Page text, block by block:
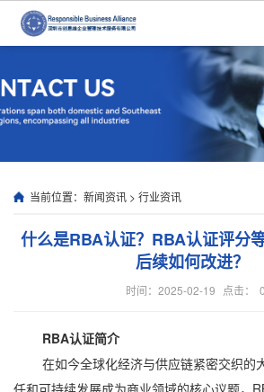
当前位置： 新闻资讯 > 行业资讯
什么是RBA认证？RBA认证评分
后续如何改进？
时间：2025-02-19 点击： 0
RBA认证简介
在如今全球化经济与供应链紧密交织的
任和可持续发展成为商业领域的核心议题，